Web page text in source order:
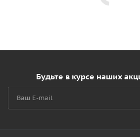
Будьте в курсе наших